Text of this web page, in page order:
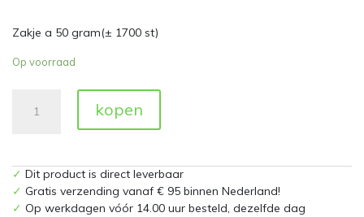
Zakje a 50 gram(± 1700 st)
Op voorraad
SS16
Zakje
kopen
✓ Dit product is direct leverbaar
✓ Gratis verzending vanaf € 95 binnen Nederland!
✓ Op werkdagen vóór 14.00 uur besteld, dezelfde dag